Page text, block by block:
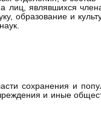
лиц, являвшихся
образование и
сохранения и
и иные